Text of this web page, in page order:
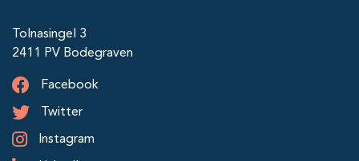
Tolnasingel 3
2411 PV Bodegraven
Facebook
Twitter
Instagram